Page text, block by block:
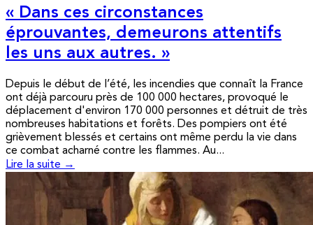
« Dans ces circonstances
éprouvantes, demeurons attentifs
les uns aux autres. »
Depuis le début de l’été, les incendies que connaît la France
ont déjà parcouru près de 100 000 hectares, provoqué le
déplacement d'environ 170 000 personnes et détruit de très
nombreuses habitations et forêts. Des pompiers ont été
grièvement blessés et certains ont même perdu la vie dans
ce combat acharné contre les flammes. Au...
Lire la suite →